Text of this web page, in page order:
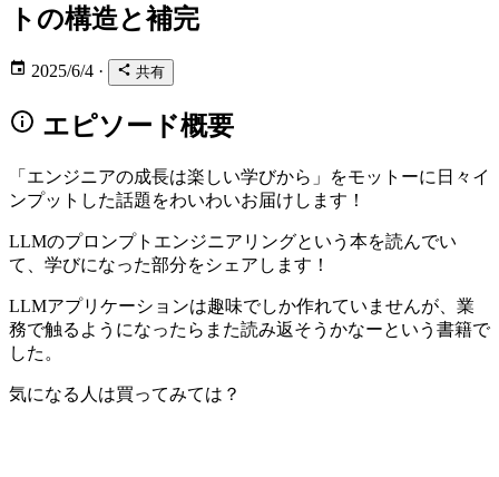
トの構造と補完
2025/6/4 · 共有
エピソード概要
「エンジニアの成長は楽しい学びから」をモットーに日々イ
ンプットした話題をわいわいお届けします！
LLMのプロンプトエンジニアリングという本を読んでい
て、学びになった部分をシェアします！
LLMアプリケーションは趣味でしか作れていませんが、業
務で触るようになったらまた読み返そうかなーという書籍で
した。
気になる人は買ってみては？